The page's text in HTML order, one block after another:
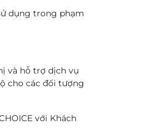
dụng trong phạm
và hỗ trợ dịch vụ
cho các đối tượng
với Khách